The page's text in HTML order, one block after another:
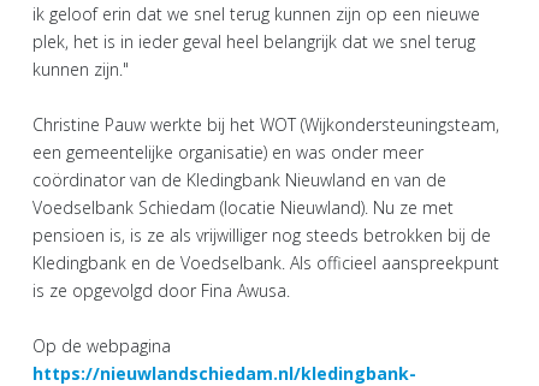
ik geloof erin dat we snel terug kunnen zijn op een nieuwe
plek, het is in ieder geval heel belangrijk dat we snel terug
kunnen zijn."
Christine Pauw werkte bij het WOT (Wijkondersteuningsteam,
een gemeentelijke organisatie) en was onder meer
coördinator van de Kledingbank Nieuwland en van de
Voedselbank Schiedam (locatie Nieuwland). Nu ze met
pensioen is, is ze als vrijwilliger nog steeds betrokken bij de
Kledingbank en de Voedselbank. Als officieel aanspreekpunt
is ze opgevolgd door Fina Awusa.
Op de webpagina
https://nieuwlandschiedam.nl/kledingbank-